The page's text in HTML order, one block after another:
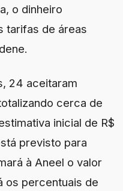
o dinheiro
tarifas de áreas
24 aceitaram
cerca de
inicial de R$
previsto para
à Aneel o valor
os percentuais de